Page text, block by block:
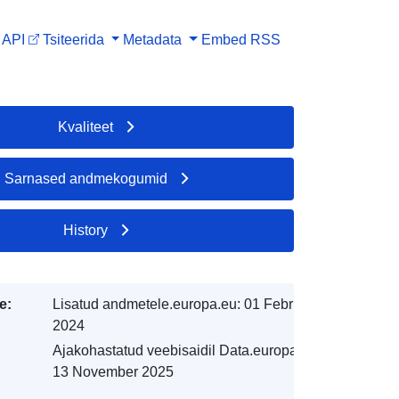
API Tsiteerida Metadata Embed RSS
Kvaliteet
Sarnased andmekogumid
History
Lisatud andmetele.europa.eu: 01 February
2024
Ajakohastatud veebisaidil Data.europa.eu:
13 November 2025